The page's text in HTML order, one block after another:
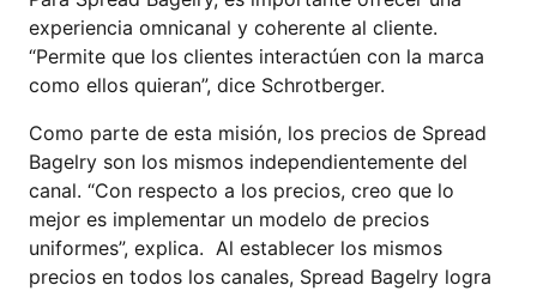
experiencia omnicanal y coherente al cliente.
“Permite que los clientes interactúen con la marca
como ellos quieran”, dice Schrotberger.
Como parte de esta misión, los precios de Spread
Bagelry son los mismos independientemente del
canal. “Con respecto a los precios, creo que lo
mejor es implementar un modelo de precios
uniformes”, explica. Al establecer los mismos
precios en todos los canales, Spread Bagelry logra